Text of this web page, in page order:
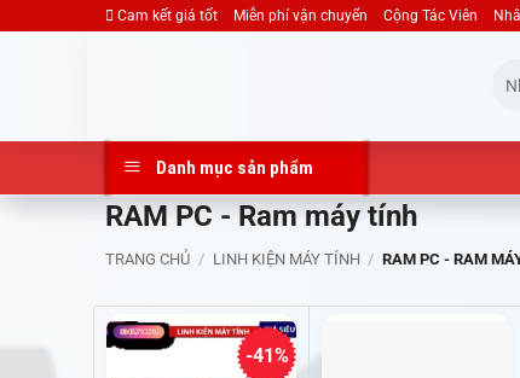
Cam kết giá tốt Miễn phí vận chuyển Cộng Tác Viên
Danh mục sản phẩm
RAM PC - Ram máy tính
TRANG CHỦ / LINH KIỆN MÁY TÍNH / RAM PC - RAM
-41%